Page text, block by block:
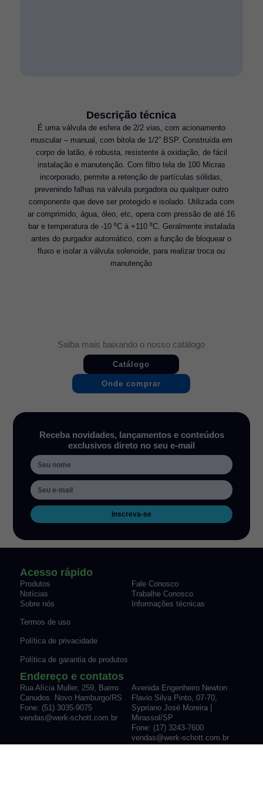
Descrição técnica
É uma válvula de esfera de 2/2 vias, com acionamento
muscular – manual, com bitola de 1/2” BSP. Construída em
corpo de latão, é robusta, resistente à oxidação, de fácil
instalação e manutenção. Com filtro tela de 100 Micras
incorporado, permite a retenção de partículas sólidas,
prevenindo falhas na válvula purgadora ou qualquer outro
componente que deve ser protegido e isolado. Utilizada com
ar comprimido, água, óleo, etc, opera com pressão de até 16
bar e temperatura de -10 ⁰C à +110 ⁰C. Geralmente instalada
antes do purgador automático, com a função de bloquear o
fluxo e isolar a válvula solenoide, para realizar troca ou
manutenção
Saiba mais baixando o nosso catálogo
Catálogo
Onde comprar
Receba novidades, lançamentos e conteúdos
exclusivos direto no seu e-mail
Inscreva-se
Acesso rápido
Produtos
Fale Conosco
Notícias
Trabalhe Conosco
Sobre nós
Informações técnicas
Termos de uso
Política de privacidade
Política de garantia de produtos
Endereço e contatos
Rua Alícia Muller, 259, Bairro
Canudos Novo Hamburgo/RS
Fone: (51) 3035-9075
vendas@werk-schott.com.br
Avenida Engenheiro Newton
Flavio Silva Pinto, 07-70,
Sypriano José Moreira |
Mirassol/SP
Fone: (17) 3243-7600
vendas@werk-schott.com.br